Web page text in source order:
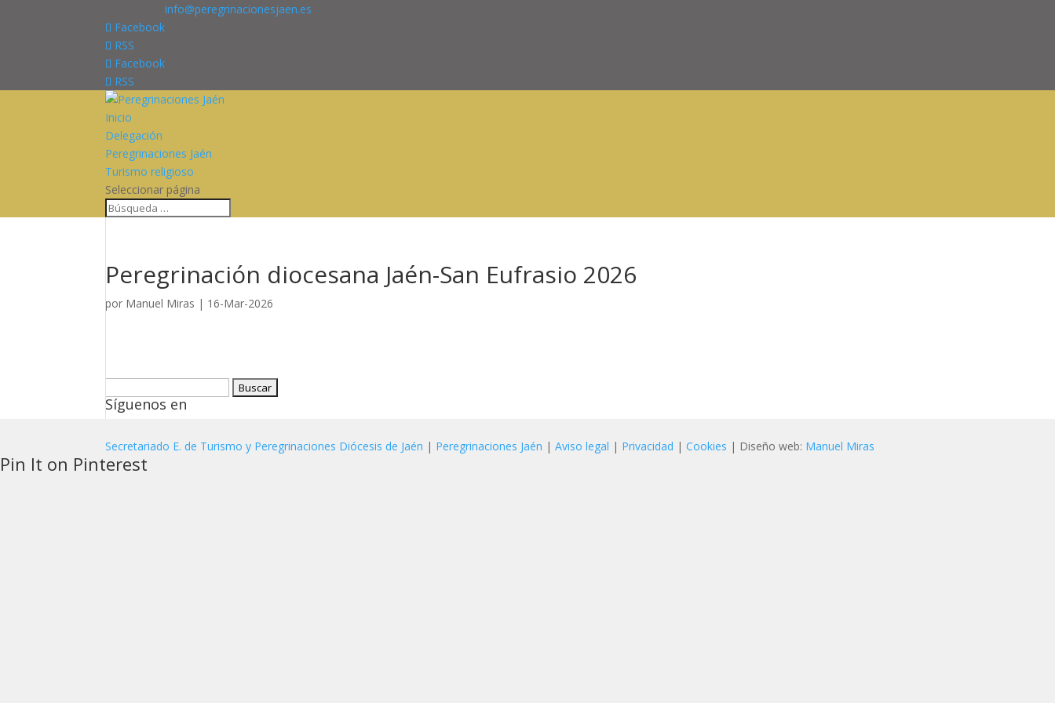
info@peregrinacionesjaen.es
Facebook
RSS
Facebook
RSS
Inicio
Delegación
Peregrinaciones Jaén
Turismo religioso
Seleccionar página
Peregrinación diocesana Jaén-San Eufrasio 2026
por Manuel Miras | 16-Mar-2026
Síguenos en
Secretariado E. de Turismo y Peregrinaciones Diócesis de Jaén | Peregrinaciones Jaén |Aviso legal | Privacidad |Cookies | Diseño web: Manuel Miras
Pin It on Pinterest